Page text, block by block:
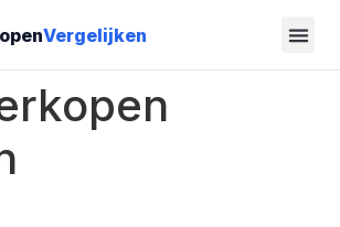
Vergelijken